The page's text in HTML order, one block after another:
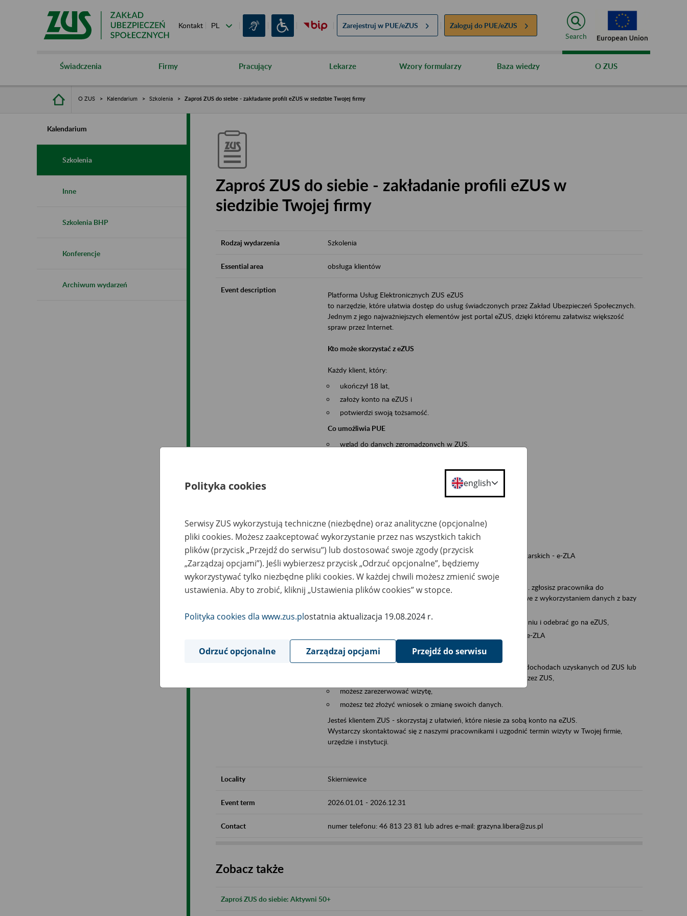
Kontakt Zarejestruj w PUE/eZUS Zaloguj do PUE/eZUS
Search
Świadczenia Firmy Pracujący Lekarze Wzory formularzy Baza wiedzy O ZUS
O ZUS Kalendarium Szkolenia Zaproś ZUS do siebie - zakładanie profili eZUS w siedzibie Twojej firmy
Kalendarium
Szkolenia
Inne
Szkolenia BHP
Konferencje
Archiwum wydarzeń
Zaproś ZUS do siebie - zakładanie profili eZUS w
siedzibie Twojej firmy
Rodzaj wydarzenia Szkolenia
Essential area obsługa klientów
Event description
Platforma Usług Elektronicznych ZUS eZUS
to narzędzie, które ułatwia dostęp do usług świadczonych przez Zakład Ubezpieczeń Społecznych.
Jednym z jego najważniejszych elementów jest portal eZUS, dzięki któremu załatwisz większość
spraw przez Internet.
Kto może skorzystać z eZUS
Każdy klient, który:
ukończył 18 lat,
założy konto na eZUS i
potwierdzi swoją tożsamość.
Co umożliwia PUE
wgląd do danych zgromadzonych w ZUS,
składanie wniosków i otrzymywanie na nie odpowiedzi,
zadawanie pytań i otrzymywanie odpowiedzi z ZUS,
umawianie się na wizyty w jednostce ZUS.
możesz sprawdzić swoje dane zapisane na koncie w ZUS,
masz dostęp do informacji o stanie konta ubezpieczonego,
masz dostęp do informacji o wystawionych zwolnieniach lekarskich - e-ZLA
Jeśli jesteś płatnikiem składek (np. przedsiębiorcą)
możesz skorzystać z aplikacji ePłatnik, za pomocą której m.in. zgłosisz pracownika do
ubezpieczeń, wypełnisz i przekażesz dokumenty rozliczeniowe z wykorzystaniem danych z bazy
możesz złożyć wniosek o wydanie zaświadczenia o niezaleganiu i odebrać go na eZUS,
masz dostęp do zwolnień lekarskich swoich pracowników - e-ZLA
Jeśli jesteś świadczeniobiorcą
masz dostęp m.in. do formularza PIT 11A, czyli informacji o dochodach uzyskanych od ZUS lub
do formularza PIT 40A, czyli rocznego obliczenia podatku przez ZUS,
możesz zarezerwować wizytę,
możesz też złożyć wniosek o zmianę swoich danych.
Jesteś klientem ZUS - skorzystaj z ułatwień, które niesie za sobą konto na eZUS.
Wystarczy skontaktować się z naszymi pracownikami i uzgodnić termin wizyty w Twojej firmie,
urzędzie i instytucji.
Locality Skierniewice
Event term 2026.01.01 - 2026.12.31
Contact numer telefonu: 46 813 23 81 lub adres e-mail: grazyna.libera@zus.pl
Zobacz także
Zaproś ZUS do siebie: Aktywni 50+
Polityka cookies english
Serwisy ZUS wykorzystują techniczne (niezbędne) oraz analityczne (opcjonalne)
pliki cookies. Możesz zaakceptować wykorzystanie przez nas wszystkich takich
plików (przycisk „Przejdź do serwisu”) lub dostosować swoje zgody (przycisk
„Zarządzaj opcjami”). Jeśli wybierzesz przycisk „Odrzuć opcjonalne”, będziemy
wykorzystywać tylko niezbędne pliki cookies. W każdej chwili możesz zmienić swoje
ustawienia. Aby to zrobić, kliknij „Ustawienia plików cookies” w stopce.
Polityka cookies dla www.zus.plostatnia aktualizacja 19.08.2024 r.
Odrzuć opcjonalne Zarządzaj opcjami Przejdź do serwisu